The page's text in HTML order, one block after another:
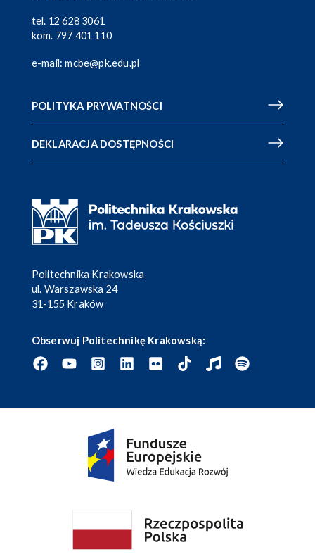
tel. 12 628 3061
kom. 797 401 110
e-mail:mcbe@pk.edu.pl
POLITYKA PRYWATNOŚCI
DEKLARACJA DOSTĘPNOŚCI
Politechnika Krakowska
ul. Warszawska 24
31-155 Kraków
Obserwuj Politechnikę Krakowską: